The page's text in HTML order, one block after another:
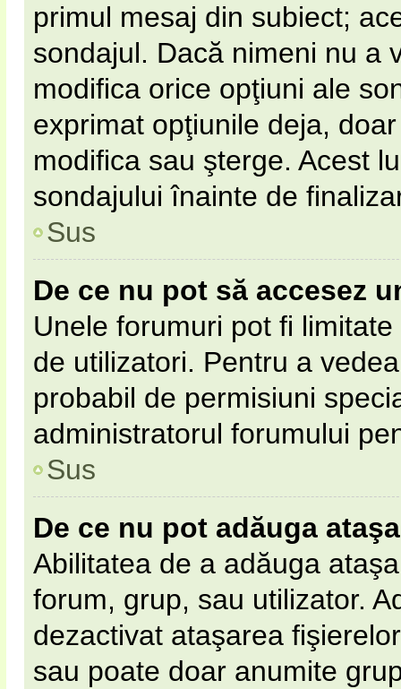
primul mesaj din subiect;
sondajul. Dacă nimeni nu a
modifica orice opţiuni ale
exprimat opţiunile deja,
modifica sau şterge. Acest
sondajului înainte de
Sus
De ce nu pot să accesez
Unele forumuri pot fi
de utilizatori. Pentru a
probabil de permisiuni
administratorul forumului
Sus
De ce nu pot adăuga
Abilitatea de a adăuga
forum, grup, sau utilizator.
dezactivat ataşarea
sau poate doar anumite